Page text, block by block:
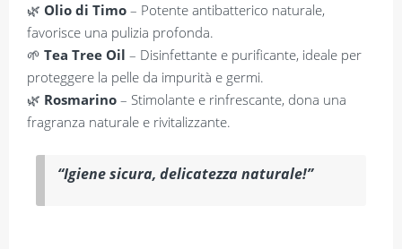
🌿 Olio di Timo – Potente antibatterico naturale,
favorisce una pulizia profonda.
🌱 Tea Tree Oil – Disinfettante e purificante, ideale per
proteggere la pelle da impurità e germi.
🌿 Rosmarino – Stimolante e rinfrescante, dona una
fragranza naturale e rivitalizzante.
“Igiene sicura, delicatezza naturale!”